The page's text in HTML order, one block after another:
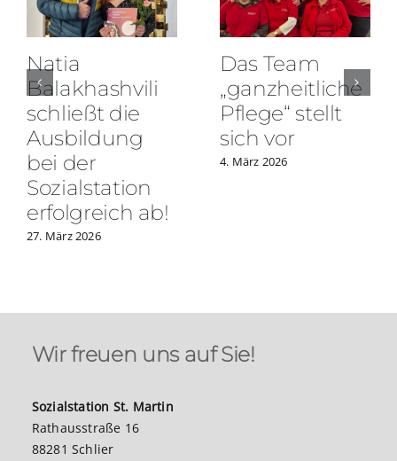
Natia
Balakhashvili
schließt die
Ausbildung
bei der
Sozialstation
erfolgreich ab!
27. März 2026
Das Team
„ganzheitliche
Pflege“ stellt
sich vor
4. März 2026
Wir freuen uns auf Sie!
Sozialstation St. Martin
Rathausstraße 16
88281 Schlier